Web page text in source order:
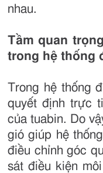
nhau.
Tầm quan
trong hệ thống
Trong hệ thống
quyết định trực
của tuabin. Do
gió giúp hệ
điều chỉnh góc
sát điều kiện